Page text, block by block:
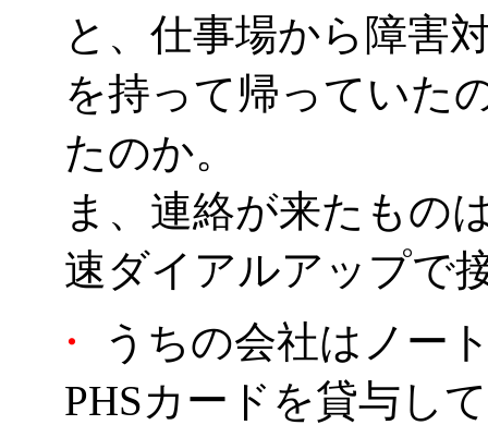
と、仕事場から障害
を持って帰っていた
たのか。
ま、連絡が来たもの
速ダイアルアップで
・
うちの会社はノー
PHSカードを貸与し